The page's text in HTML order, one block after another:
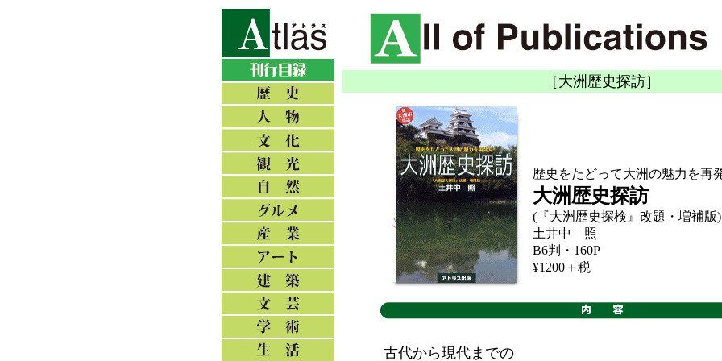
［大洲歴史探訪］
歴史をたどって大洲の魅力を再
大洲歴史探訪
(『大洲歴史探検』改題・増補版)
土井中 照
B6判・160P
¥1200＋税
古代から現代までの